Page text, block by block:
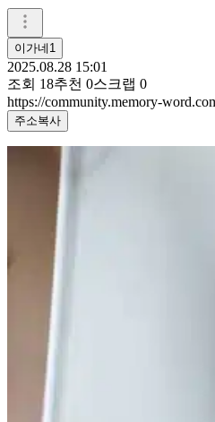
이가네1
2025.08.28 15:01
조회 18추천 0스크랩 0
https://community.memory-
주소복사